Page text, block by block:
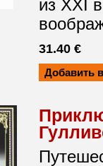
из XXI
31.40 €